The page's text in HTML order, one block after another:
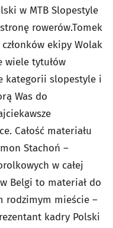
w MTB Slopestyle
rowerów.Tomek
ekipy Wolak
wiele tytułów
kategorii slopestyle i
Was do
Całość materiału
Stachoń –
w całej
Belgi to materiał do
rodzimym mieście –
kadry Polski